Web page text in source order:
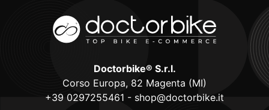
Doctorbike® S.r.l.
Corso Europa, 82 Magenta (MI)
+39 0297255461 - shop@doctorbike.it